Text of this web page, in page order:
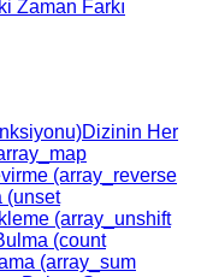
Zaman Farkı
Dizinin Her
(array_reverse
(unset
(array_unshift
(count
(array_sum